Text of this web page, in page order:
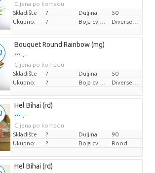
Cijena po komadu
Skladište
? Duljina
50
Ukupno:
?
Bouquet Round Rainbow (mg)
??? -,--
Cijena po komadu
Skladište
? Duljina
50
Ukupno:
?
Hel Bihai (rd)
??? -,--
Cijena po komadu
Skladište
? Duljina
90
Ukupno:
? Rood
Hel Bihai (rd)